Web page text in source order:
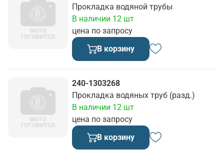
Прокладка водяной трубы
цена по запросу
В наличии 12 шт
В корзину
240-1303268
Прокладка водяных труб (разд.)
цена по запросу
В наличии 12 шт
В корзину